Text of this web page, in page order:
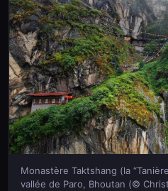
Monastère Taktshang (la
vallée de Paro, Bhoutan (©